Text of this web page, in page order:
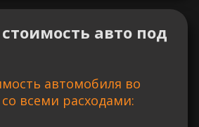
авто под
автомобиля во
всеми расходами: